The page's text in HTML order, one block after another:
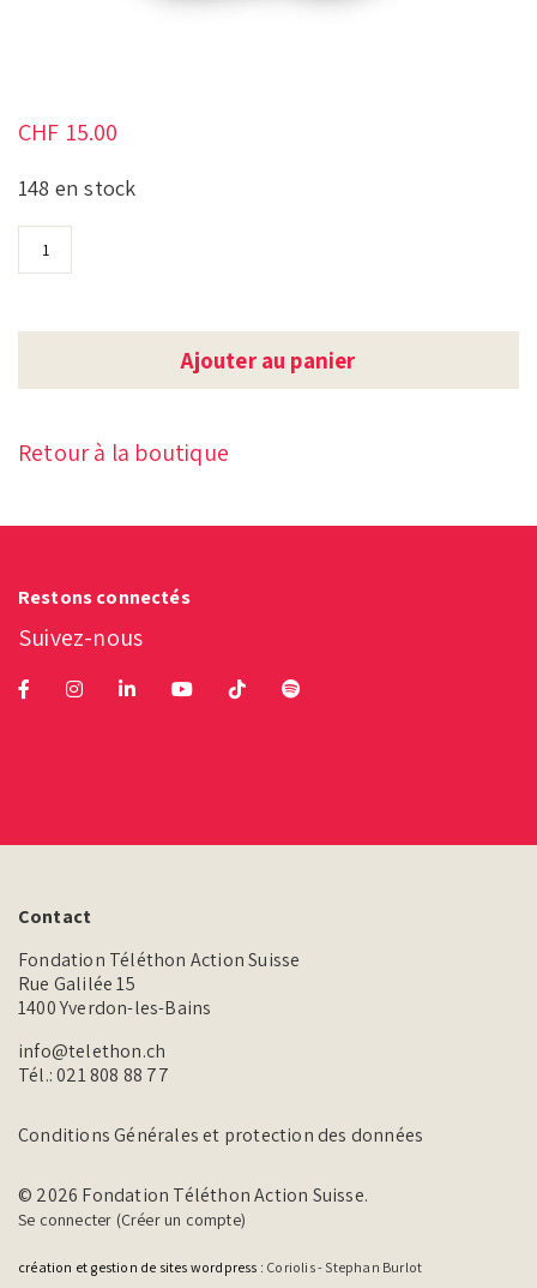
CHF 15.00
148 en stock
Ajouter au panier
Retour à la boutique
Restons connectés
Suivez-nous
Contact
Fondation Téléthon Action Suisse
Rue Galilée 15
1400 Yverdon-les-Bains
info@telethon.ch
Tél.:021 808 88 77
Conditions Générales et protection des données
© 2026 Fondation Téléthon Action Suisse.
Se connecter (Créer un compte)
création et gestion de sites wordpress : Coriolis - Stephan Burlot